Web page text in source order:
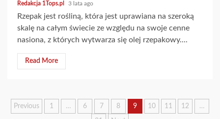
Redakcja 1Tops.pl 3 lata ago
Rzepak jest rośliną, która jest uprawiana na szeroką
skalę na całym świecie ze względu na swoje cenne
nasiona, z których wytwarza się olej rzepakowy....
Read More
Stronicowanie
Previous 1 … 6 7 8 9 10 11 12 …